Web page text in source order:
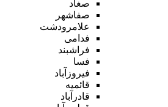
صغاد
صفاشهر
علامرودشت
فدامی
فراشبند
فسا
فیروزآباد
قائمیه
قادرآباد